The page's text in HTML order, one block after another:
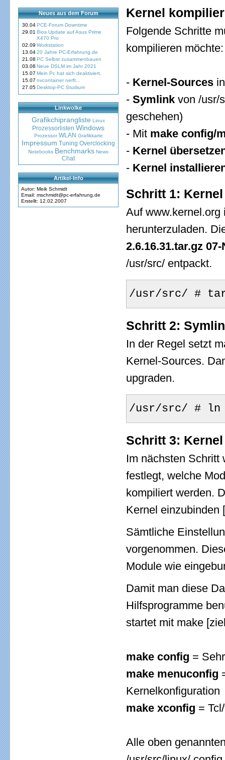
Neues aus dem Forum
30.04PCE-Forum Downtime
29.01 Bios Update auf Asus Prime
X470 Pro
02.09 Workstation
13.0420 Jahre PC-Erfahrung.de
21.08 PC Selbst zusammenbauen
03.08 Neue DSLM im Jahr 2021
15.07 Mein Pc hat sich deaktiviert.
15.07 nvcontainer nerft...
27.05Desktop-PC Studium
Linkwolke
Grafikchiprangliste Linux
Prozessorlisten Windows
Prozessor WLAN Grafikkarte
Impressum Tuning Overclocking
Notebooks Benchmarks News
Chat
Artikel-Info
Autor: Meik Schmidt
Email: mschmidt@pc-erfahrung.de
Erstellt: 12.02.2007
Kernel
Folgende Schritte
kompilieren möchte:
- Kernel-Sources
- Symlink von /usr/
geschehen)
- Mit make config/
- Kernel
- Kernel
Schritt 1:
Auf
herunterzuladen.
2.6.16.31.tar.gz
/usr/src/ entpackt.
/usr/src/ #
Schritt 2:
In der Regel setzt
Kernel-Sources.
upgraden.
/usr/src/ # ln
Schritt 3:
Im nächsten Schritt
festlegt, welche
kompiliert werden.
Kernel einzubinden
Sämtliche
vorgenommen.
Module wie
Damit man diese
Hilfsprogramme
startet mit make
make config =
make menuconfig
Kernelkonfiguration
make xconfig =
Alle oben